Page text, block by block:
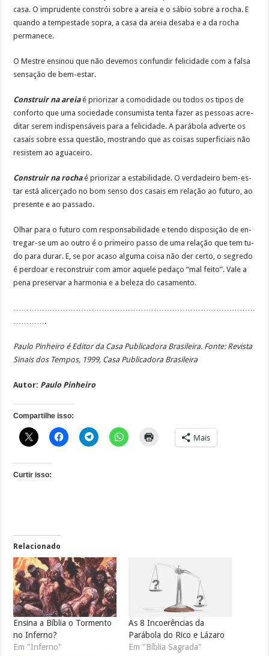
ca­sa. O im­pru­den­te cons­trói so­bre a areia e o sá­bio so­bre a ro­cha. E
quan­do a tem­pes­ta­de so­pra, a ca­sa da areia de­sa­ba e a da ro­cha
per­ma­ne­ce.
O Mes­tre en­si­nou que não de­ve­mos con­fun­dir fe­li­ci­da­de com a fal­sa
sen­sa­ção de bem-es­tar.
Cons­truir na areiaé prio­ri­zar a co­mo­di­da­de ou to­dos os ti­pos de
con­for­to que uma so­cie­da­de consumis­ta ten­ta fa­zer as pes­soas acre­
di­tar se­rem in­dis­pen­sá­veis pa­ra a fe­li­ci­da­de. A pa­rá­bo­la ad­ver­te os
ca­sais so­bre es­sa ques­tão, mos­tran­do que as coi­sas su­per­fi­ciais não
re­sis­tem ao agua­cei­ro.
Cons­truir na ro­chaé prio­ri­zar a es­ta­bi­li­da­de. O ver­da­dei­ro bem-es­
tar es­tá ali­cer­ça­do no bom sen­so dos ca­sais em re­la­ção ao fu­tu­ro, ao
pre­sen­te e ao pas­sa­do.
Olhar pa­ra o fu­tu­ro com res­pon­sa­bi­li­da­de e ten­do dis­po­si­ção de en­
tre­gar-se um ao ou­tro é o pri­mei­ro pas­so de uma re­la­ção que tem tu­
do pa­ra du­rar. E, se por aca­so al­gu­ma coi­sa não der cer­to, o se­gre­do
é perdoar e re­cons­truir com amor aque­le pe­da­ço “mal fei­to”. Va­le a
pe­na pre­ser­var a har­mo­nia e a be­le­za do ca­sa­men­to.
…………………………………………………………………………………
………….
Paulo Pinheiro é Edi­tor da Casa Publicadora Brasileira. Fonte: Revista
Sinais dos Tempos, 1999, Casa Publicadora Brasileira
Autor: Pau­lo Pi­nhei­ro
Compartilhe isso:
Mais
Curtir isso:
Relacionado
Ensina a Bíblia o Tormento
no Inferno?
Em "Inferno"
As 8 Incoerências da
Parábola do Rico e Lázaro
Em "Bíblia Sagrada"